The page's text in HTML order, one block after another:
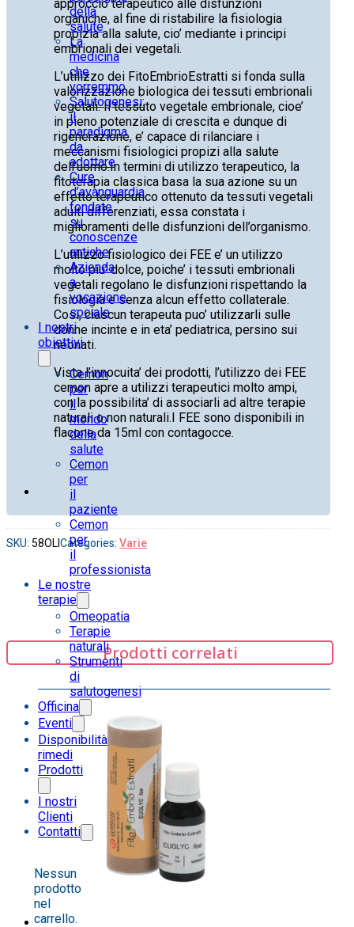
della
salute
La
medicina
che
vorremmo
Salutogenesi:
il
paradigma
da
adottare
Cure
d’avanguardia
fondate
su
conoscenze
antiche
Azienda
a
vocazione
sociale
I nostri
obiettivi
Cemon
per
il
mondo
della
salute
Cemon
per
il
paziente
Cemon
per
il
professionista
Le nostre
terapie
Omeopatia
Terapie
naturali
Strumenti
di
salutogenesi
Officina
Eventi
Disponibilità
rimedi
Prodotti
I nostri
Clienti
Contatti
Nessun
prodotto
nel
carrello.
approccio terapeutico alle disfunzioni
organiche, al fine di ristabilire la fisiologia
propizia alla salute, cio’ mediante i principi
embrionali dei vegetali.
L’utilizzo dei FitoEmbrioEstratti si fonda sulla
valorizzazione biologica dei tessuti embrionali
vegetali. Il tessuto vegetale embrionale, cioe’
in pieno potenziale di crescita e dunque di
rigenerazione, e’ capace di rilanciare i
meccanismi fisiologici propizi alla salute
dell’uomo.In termini di utilizzo terapeutico, la
fitoterapia classica basa la sua azione su un
effetto terapeutico ottenuto da tessuti vegetali
adulti differenziati, essa constata i
miglioramenti delle disfunzioni dell’organismo.
L’utilizzo fisiologico dei FEE e’ un utilizzo
molto piu’ dolce, poiche’ i tessuti embrionali
vegetali regolano le disfunzioni rispettando la
fisiologia e senza alcun effetto collaterale.
Così, ciascun terapeuta puo’ utilizzarli sulle
donne incinte e in eta’ pediatrica, persino sui
neonati.
Vista l’innocuita’ dei prodotti, l’utilizzo dei FEE
cemon apre a utilizzi terapeutici molto ampi,
con la possibilita’ di associarli ad altre terapie
naturali o non naturali.I FEE sono disponibili in
flacone da 15ml con contagocce.
SKU: 58OLICategories: Varie
Prodotti correlati